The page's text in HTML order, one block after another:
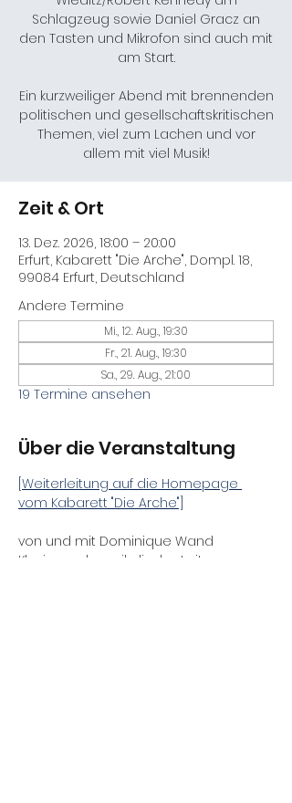
Schlagzeug sowie Daniel Gracz an
den Tasten und Mikrofon sind auch mit
am Start.
Ein kurzweiliger Abend mit brennenden
politischen und gesellschaftskritischen
Themen, viel zum Lachen und vor
allem mit viel Musik!
Zeit & Ort
13. Dez. 2026, 18:00 – 20:00
Erfurt, Kabarett "Die Arche", Dompl. 18,
99084 Erfurt, Deutschland
Andere Termine
Mi., 12. Aug., 19:30
Fr., 21. Aug., 19:30
Sa., 29. Aug., 21:00
19 Termine ansehen
Über die Veranstaltung
[Weiterleitung auf die Homepage
vom Kabarett "Die Arche"]
von und mit Dominique Wand
Klavier und musikalische Leitung: